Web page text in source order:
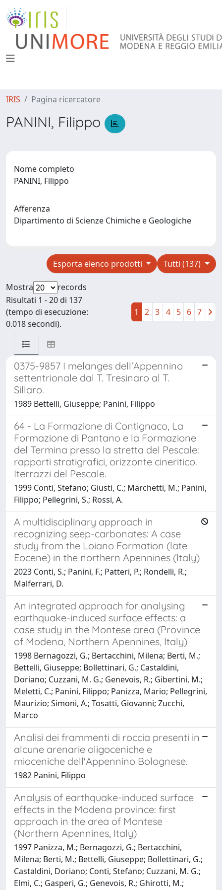
IRIS Pagina ricercatore
PANINI, Filippo
Nome completo
PANINI, Filippo
Afferenza
Dipartimento di Scienze Chimiche e Geologiche
Tutti (137)
Esporta elenco prodotti
Mostra
records
Risultati 1 - 20 di 137
(tempo di esecuzione:
0.018 secondi).
1 2 3 4 5 6 7
0375-9857 I melanges dell'Appennino
settentrionale dal T. Tresinaro al T.
Sillaro.
1989 Bettelli, Giuseppe; Panini, Filippo
64 - La Formazione di Contignaco, La
Formazione di Pantano e la Formazione
del Termina presso la stretta del Pescale:
rapporti stratigrafici, orizzonte cineritico.
Iterrazzi del Pescale.
1999 Conti, Stefano; Giusti, C.; Marchetti, M.; Panini,
Filippo; Pellegrini, S.; Rossi, A.
A multidisciplinary approach in
recognizing seep-carbonates: A case
study from the Loiano Formation (late
Eocene) in the northern Apennines (Italy)
2023 Conti, S.; Panini, F.; Patteri, P.; Rondelli, R.;
Malferrari, D.
An integrated approach for analysing
earthquake-induced surface effects: a
case study in the Montese area (Province
of Modena, Northern Apennines, Italy)
1998 Bernagozzi, G.; Bertacchini, Milena; Berti, M.;
Bettelli, Giuseppe; Bollettinari, G.; Castaldini,
Doriano; Cuzzani, M. G.; Genevois, R.; Gibertini, M.;
Meletti, C.; Panini, Filippo; Panizza, Mario; Pellegrini,
Maurizio; Simoni, A.; Tosatti, Giovanni; Zucchi,
Marco
Analisi dei frammenti di roccia presenti in
alcune arenarie oligoceniche e
mioceniche dell'Appennino Bolognese.
1982 Panini, Filippo
Analysis of earthquake-induced surface
effects in the Modena province: first
approach in the area of Montese
(Northern Apennines, Italy)
1997 Panizza, M.; Bernagozzi, G.; Bertacchini,
Milena; Berti, M.; Bettelli, Giuseppe; Bollettinari, G.;
Castaldini, Doriano; Conti, Stefano; Cuzzani, M. G.;
Elmi, C.; Gasperi, G.; Genevois, R.; Ghirotti, M.;